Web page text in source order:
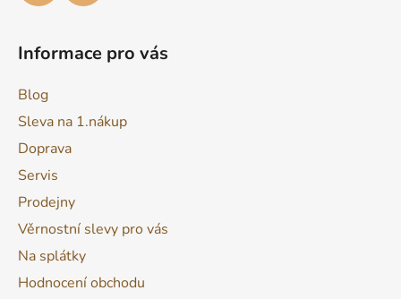
Informace pro vás
Blog
Sleva na 1.nákup
Doprava
Servis
Prodejny
Věrnostní slevy pro vás
Na splátky
Hodnocení obchodu